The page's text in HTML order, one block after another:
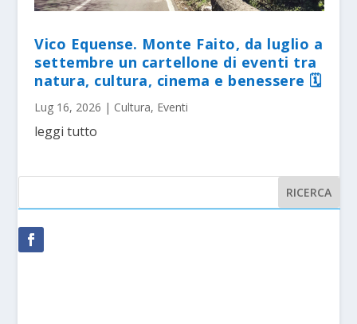
Vico Equense. Monte Faito, da luglio a
settembre un cartellone di eventi tra
natura, cultura, cinema e benessere 🗓
Lug 16, 2026 | Cultura, Eventi
leggi tutto